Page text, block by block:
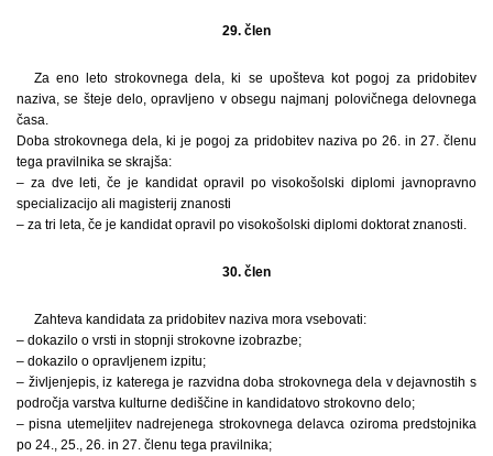
29. člen
Za eno leto strokovnega dela, ki se upošteva kot pogoj za pridobitev
naziva, se šteje delo, opravljeno v obsegu najmanj polovičnega delovnega
časa.
Doba strokovnega dela, ki je pogoj za pridobitev naziva po 26. in 27. členu
tega pravilnika se skrajša:
– za dve leti, če je kandidat opravil po visokošolski diplomi javnopravno
specializacijo ali magisterij znanosti
– za tri leta, če je kandidat opravil po visokošolski diplomi doktorat znanosti.
30. člen
Zahteva kandidata za pridobitev naziva mora vsebovati:
– dokazilo o vrsti in stopnji strokovne izobrazbe;
– dokazilo o opravljenem izpitu;
– življenjepis, iz katerega je razvidna doba strokovnega dela v dejavnostih s
področja varstva kulturne dediščine in kandidatovo strokovno delo;
– pisna utemeljitev nadrejenega strokovnega delavca oziroma predstojnika
po 24., 25., 26. in 27. členu tega pravilnika;